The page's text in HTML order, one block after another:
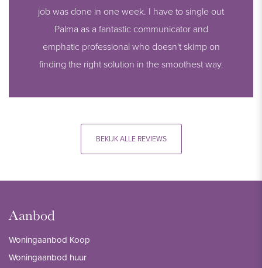
job was done in one week. I have to single out
Palma as a fantastic communicator and
emphatic professional who doesn't skimp on
finding the right solution in the smoothest way.
BEKIJK ALLE REVIEWS
Aanbod
Woningaanbod Koop
Woningaanbod huur